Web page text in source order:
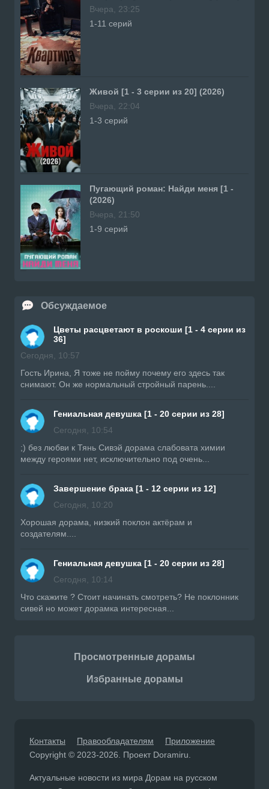
Вчера, 23:25
1-11 серий
Живой [1 - 3 серии из 20] (2026)
Вчера, 22:04
1-3 серий
Пугающий роман: Найди меня [1 -
(2026)
Вчера, 21:50
1-9 серий
Обсуждаемое
Цветы расцветают в роскоши [1 - 4 серии из
36]
Сегодня, 10:57
Гость Ирина, Я тоже не пойму почему его здесь так
снимают. Он же нормальный стройный парень....
Гениальная девушка [1 - 20 серии из 28]
Сегодня, 10:54
;) без любви к Тянь Сивэй дорама слабовата химии
между героями нет, исключительно под очень...
Завершение брака [1 - 12 серии из 12]
Сегодня, 10:20
Хорошая дорама, низкий поклон актёрам и
создателям....
Гениальная девушка [1 - 20 серии из 28]
Сегодня, 10:14
Что скажите ? Стоит начинать смотреть? Не поклонник
сивей но может дорамка интересная...
Просмотренные дорамы
Избранные дорамы
Контакты Правообладателям
Приложение
Copyright © 2023-2026. Проект Doramiru.
Актуальные новости из мира Дорам на русском